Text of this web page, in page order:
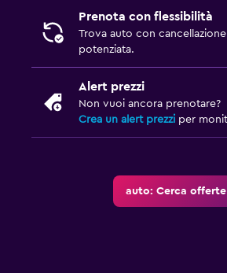
Prenota con flessibilità
Trova auto con
potenziata.
Alert prezzi
Non vuoi ancora prenotare?
Crea un alert prezzi per
auto: Cerca offerte